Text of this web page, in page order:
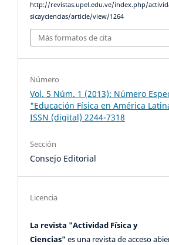
http://revistas.upel.edu.ve/index.php/
sicayciencias/article/view/1264
Más formatos de cita
Número
Vol. 5 Núm. 1 (2013): Número
"Educación Física en América
ISSN (digital) 2244-7318
Sección
Consejo Editorial
Licencia
La revista "Actividad Física y
Ciencias"es una revista de acceso